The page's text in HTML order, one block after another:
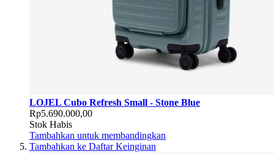
LOJEL Cubo Refresh Small - Stone Blue
Rp5.690.000,00
Stok Habis
Tambahkan untuk membandingkan
Tambahkan ke Daftar Keinginan